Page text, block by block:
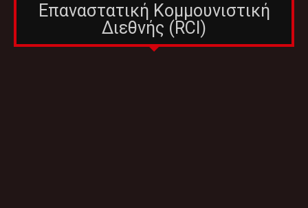
Επαναστατική Κομμουνιστική
Διεθνής (RCI)